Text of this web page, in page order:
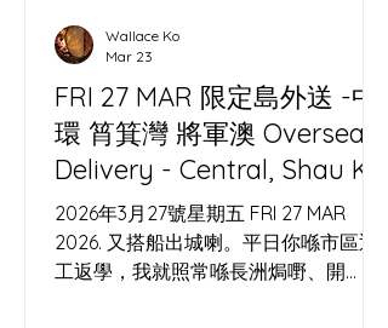
FRI 27 MAR 限定島外送 -中
環 筲箕灣 將軍澳 Oversea
Delivery - Central, Shau Kei
Wan, Tseung Kwan O
2026年3月27號星期五 FRI 27 MAR
2026. 又搭船出城喇。平日你喺市區返
工返學，我就照常喺長洲焗嘢、開
Wallace Ko
Mar 23